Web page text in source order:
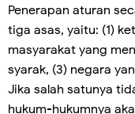
Penerapan aturan
tiga asas, yaitu: (1)
masyarakat yang
syarak, (3) negara
Jika salah satunya
hukum-hukumnya